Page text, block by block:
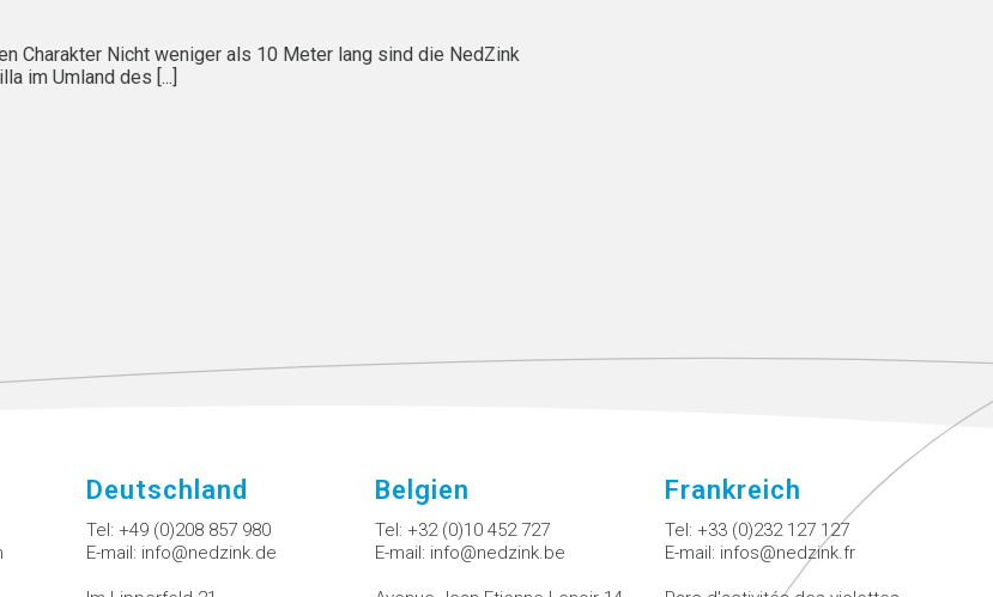
Charakter Nicht weniger als 10 Meter lang sind die NedZink
im Umland des [...]
Deutschland
Tel: +49 (0)208 857 980
E-mail: info@nedzink.de
Belgien
Tel: +32 (0)10 452 727
E-mail: info@nedzink.be
Frankreich
Tel: +33 (0)232 127 127
E-mail: infos@nedzink.fr